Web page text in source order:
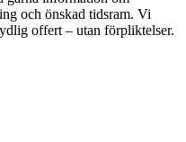
och önskad tidsram. Vi
offert – utan förpliktelser.